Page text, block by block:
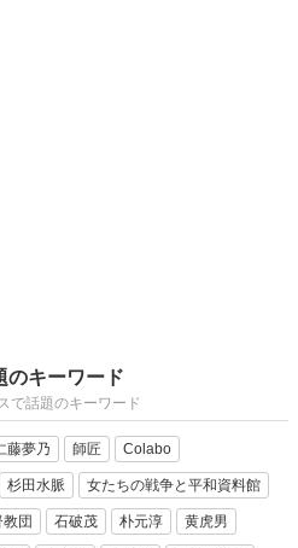
のキーワード
で話題のキーワード
藤夢乃 師匠 Colabo
杉田水脈 女たちの戦争と平和資料館
団 石破茂 朴元淳 黄虎男